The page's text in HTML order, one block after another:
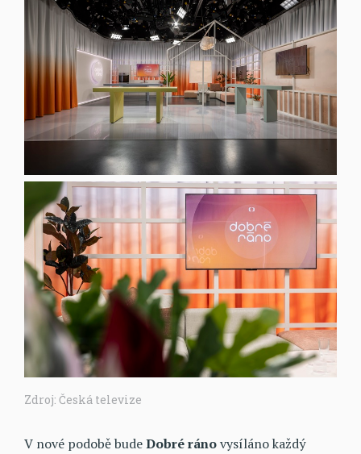
Zdroj: Česká televize
V nové podobě budeDobré ránovysíláno každý